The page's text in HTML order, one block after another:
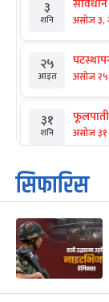
३
शनि असोज ३,
२५
आइत असोज
३१
शनि
फूलपाती
असोज
१
आइत
कार्तिक
कार्तिक १,
३
मंगल
महानवमी
कार्तिक
४
सिफारिस